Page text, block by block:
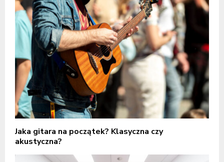
Jaka gitara na początek? Klasyczna czy
akustyczna?